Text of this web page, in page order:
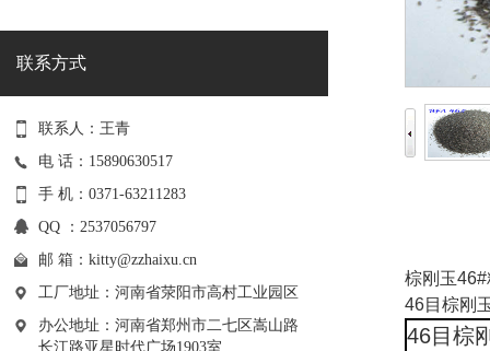
联系方式
联系人：王青
电 话：15890630517
手 机：0371-63211283
QQ ：2537056797
邮 箱： kitty@zzhaixu.cn
工厂地址：河南省荥阳市高村工业园区
办公地址：河南省郑州市二七区嵩山路
长江路亚星时代广场1903室
棕刚玉
46目棕刚
46目棕